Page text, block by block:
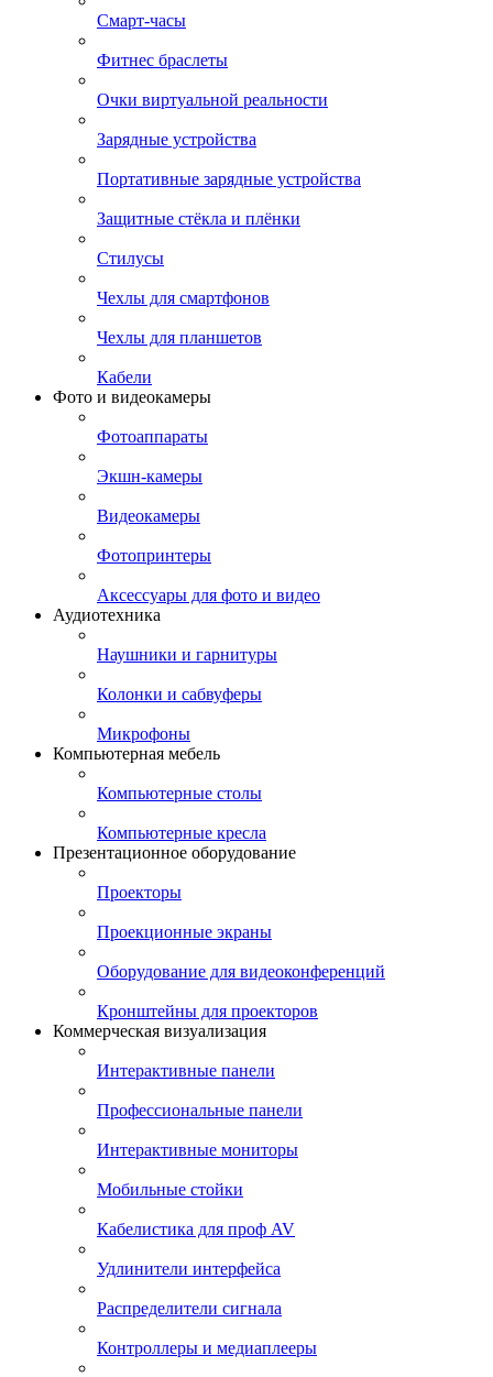
Смарт-часы
Фитнес браслеты
Очки виртуальной реальности
Зарядные устройства
Портативные зарядные устройства
Защитные стёкла и плёнки
Стилусы
Чехлы для смартфонов
Чехлы для планшетов
Кабели
Фото и видеокамеры
Фотоаппараты
Экшн-камеры
Видеокамеры
Фотопринтеры
Аксессуары для фото и видео
Аудиотехника
Наушники и гарнитуры
Колонки и сабвуферы
Микрофоны
Компьютерная мебель
Компьютерные столы
Компьютерные кресла
Презентационное оборудование
Проекторы
Проекционные экраны
Оборудование для видеоконференций
Кронштейны для проекторов
Коммерческая визуализация
Интерактивные панели
Профессиональные панели
Интерактивные мониторы
Мобильные стойки
Кабелистика для проф AV
Удлинители интерфейса
Распределители сигнала
Контроллеры и медиаплееры